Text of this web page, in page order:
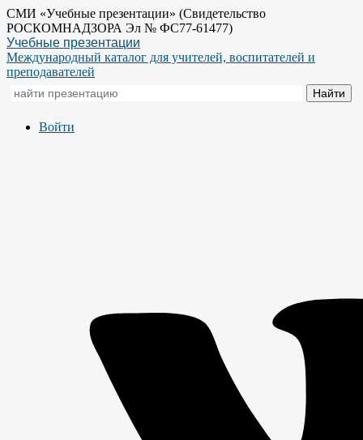
СМИ «Учебные презентации» (Свидетельство
РОСКОМНАДЗОРА Эл № ФС77-61477)
Учебные презентации
Международный каталог для учителей, воспитателей и
преподавателей
Войти